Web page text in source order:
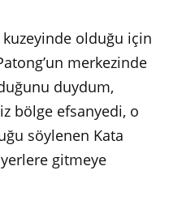
kuzeyinde olduğu için
merkezinde
duydum,
bölge efsanyedi, o
söylenen Kata
gitmeye